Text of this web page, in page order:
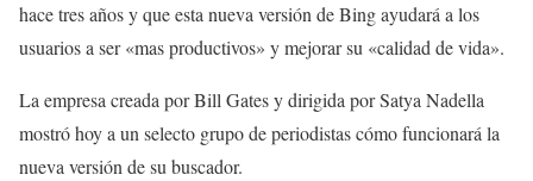
hace tres años y que esta nueva versión de Bing ayudará a los
usuarios a ser «mas productivos» y mejorar su «calidad de vida».
La empresa creada por Bill Gates y dirigida por Satya Nadella
mostró hoy a un selecto grupo de periodistas cómo funcionará la
nueva versión de su buscador.